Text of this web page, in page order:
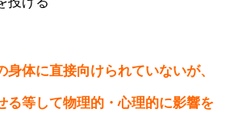
身体に直接向けられていないが、
る等して物理的・心理的に影響を